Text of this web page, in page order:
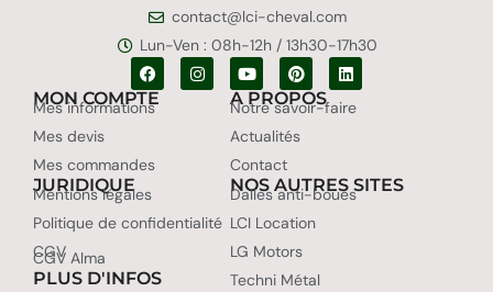
contact@lci-cheval.com
Lun-Ven : 08h-12h / 13h30-17h30
MON COMPTE
Mes informations
Mes devis
Mes commandes
JURIDIQUE
Mentions légales
Politique de confidentialité
CGV
CGV Alma
A PROPOS
Notre savoir-faire
Actualités
Contact
NOS AUTRES SITES
Dalles anti-boues
LCI Location
LG Motors
Techni Métal
PLUS D'INFOS